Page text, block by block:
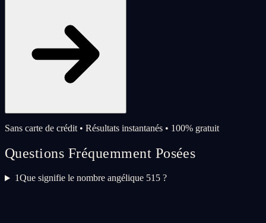
Sans carte de crédit • Résultats instantanés • 100% gratuit
Questions Fréquemment Posées
1Que signifie le nombre angélique 515 ?